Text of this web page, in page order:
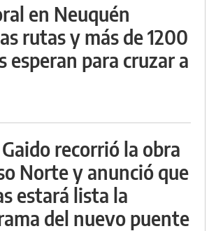
en Neuquén
rutas y más de 1200
esperan para cruzar a
recorrió la obra
Norte y anunció que
estará lista la
del nuevo puente